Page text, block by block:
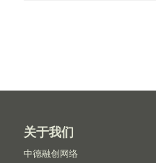
关于我们
中德融创网络